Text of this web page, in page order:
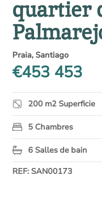
quartier
Praia, Santiago
€453 453
200 m2 Superficie
5 Chambres
6 Salles de bain
REF: SAN00173